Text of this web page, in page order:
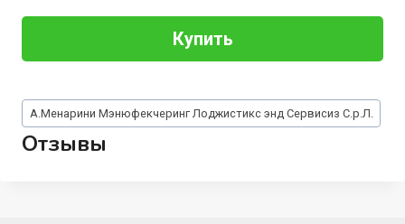
Купить
Метки
записи:
А.Менарини Мэнюфекчеринг Лоджистикс энд Сервисиз С.р.Л.
Отзывы